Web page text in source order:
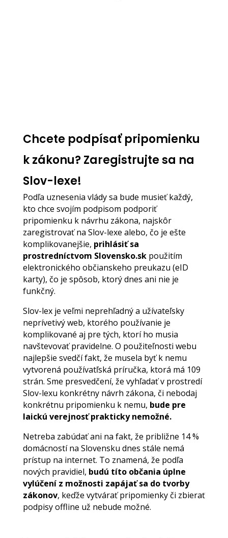
Chcete podpísať pripomienku
k zákonu? Zaregistrujte sa na
Slov-lexe!
Podľa uznesenia vlády sa bude musieť každý,
kto chce svojím podpisom podporiť
pripomienku k návrhu zákona, najskôr
zaregistrovať na Slov-lexe alebo, čo je ešte
komplikovanejšie, prihlásiť sa
prostredníctvom Slovensko.skpoužitím
elektronického občianskeho preukazu (eID
karty), čo je spôsob, ktorý dnes ani nie je
funkčný.
Slov-lex je veľmi neprehľadný a užívateľsky
neprívetivý web, ktorého používanie je
komplikované aj pre tých, ktorí ho musia
navštevovať pravidelne. O použiteľnosti webu
najlepšie svedčí fakt, že musela byť k nemu
vytvorená používatľská príručka, ktorá má 109
strán. Sme presvedčení, že vyhľadať v prostredí
Slov-lexu konkrétny návrh zákona, či nebodaj
konkrétnu pripomienku k nemu, bude pre
laickú verejnosť prakticky nemožné.
Netreba zabúdať ani na fakt, že približne 14 %
domácností na Slovensku dnes stále nemá
prístup na internet. To znamená, že podľa
nových pravidiel, budú títo občania úplne
vylúčení z možnosti zapájať sa do tvorby
zákonov, keďže vytvárať pripomienky či zbierať
podpisy offline už nebude možné.